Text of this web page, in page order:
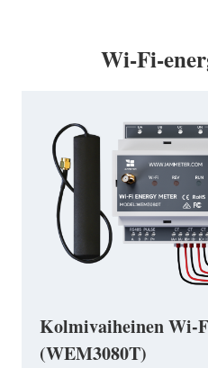
Wi-Fi-
Kolmivaiheinen Wi-
(WEM3080T)